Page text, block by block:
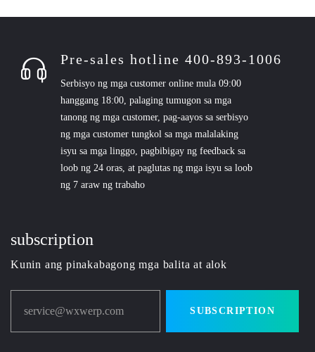
Pre-sales hotline 400-893-1006
Serbisyo ng mga customer online mula 09:00
hanggang 18:00, palaging tumugon sa mga
tanong ng mga customer, pag-aayos sa serbisyo
ng mga customer tungkol sa mga malalaking
isyu sa mga linggo, pagbibigay ng feedback sa
loob ng 24 oras, at paglutas ng mga isyu sa loob
ng 7 araw ng trabaho
subscription
Kunin ang pinakabagong mga balita at alok
service@wxwerp.com SUBSCRIPTION